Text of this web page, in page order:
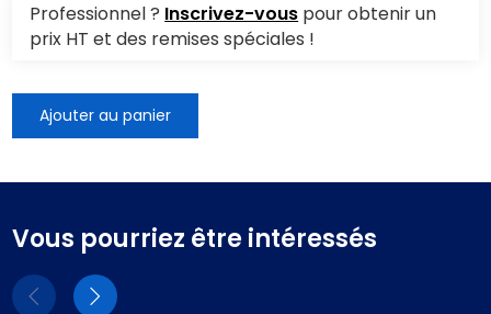
Professionnel ? Inscrivez-vous pour obtenir un
prix HT et des remises spéciales !
Ajouter au panier
Vous pourriez être intéressés
ElémentsEléments